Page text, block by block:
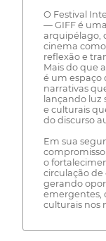
O Festival
— GIFF é
arquipélago,
cinema
reflexão e
Mais do que
é um espaço
narrativas
lançando luz
e culturais
do discurso
Em sua
o
circulação de
gerando
emergentes,
culturais nos